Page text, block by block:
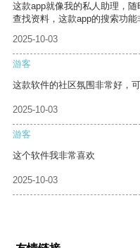
这款app就像我的私人助理，
查找资料，这款app的搜索功能
2025-10-03
游客
这款软件的社区氛围非常好，
2025-10-03
游客
这个软件我非常喜欢
2025-10-03